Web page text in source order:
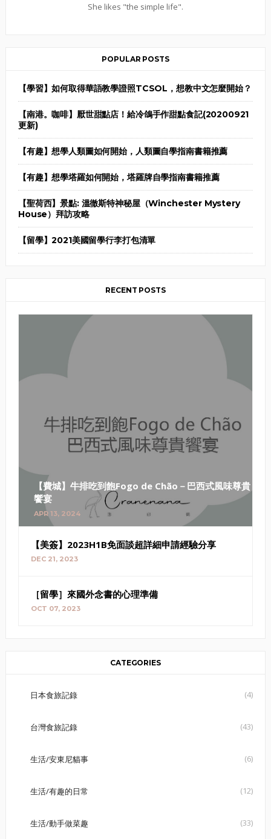
She likes "the simple life".
POPULAR POSTS
【學習】如何取得華語教學證照TCSOL，想教中文怎麼開始？
【南港。咖啡】厭世甜點店！給冷鴿手作甜點食記(20200921
更新)
【有趣】想學人類圖如何開始，人類圖自學指南書籍推薦
【有趣】想學塔羅如何開始，塔羅牌自學指南書籍推薦
【聖荷西】景點: 溫徹斯特神秘屋（Winchester Mystery
House）拜訪攻略
【留學】2021美國留學行李打包清單
RECENT POSTS
【費城】牛排吃到飽Fogo de Chão－巴西式風味尊貴
饗宴
APR 13, 2024
【美簽】2023H1B免面談超詳細申請經驗分享
DEC 21, 2023
［留學］來國外念書的心理準備
OCT 07, 2023
CATEGORIES
日本食旅記錄 (4)
台灣食旅記錄 (43)
生活/安東尼貓事 (6)
生活/有趣的日常 (12)
生活/動手做菜趣 (33)